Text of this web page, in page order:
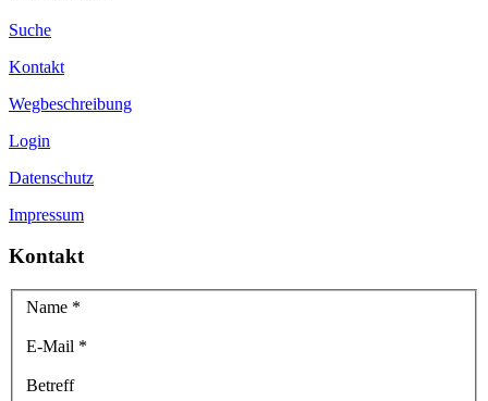
Suche
Kontakt
Wegbeschreibung
Login
Datenschutz
Impressum
Kontakt
Name *
E-Mail *
Betreff